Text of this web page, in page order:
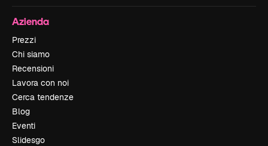
Azienda
Prezzi
Chi siamo
Recensioni
Lavora con noi
Cerca tendenze
Blog
Eventi
Slidesgo